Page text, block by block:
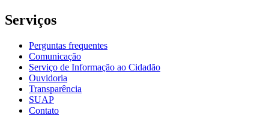
Serviços
Perguntas frequentes
Comunicação
Serviço de Informação ao Cidadão
Ouvidoria
Transparência
SUAP
Contato